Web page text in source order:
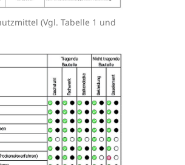
(Vgl. Tabelle 1 und